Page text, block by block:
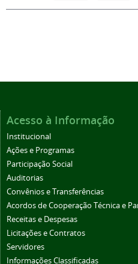
Acesso à Informação
Institucional
Ações e Programas
Participação Social
Auditorias
Convênios e Transferências
Acordos de Cooperação Técnica e
Receitas e Despesas
Licitações e Contratos
Servidores
Informações Classificadas